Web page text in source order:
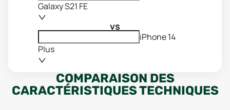
Galaxy S21 FE
vs
iPhone 14
Plus
COMPARAISON DES
CARACTÉRISTIQUES TECHNIQUES